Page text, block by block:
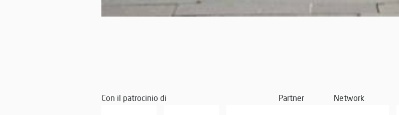
Con il patrocinio di Partner Network